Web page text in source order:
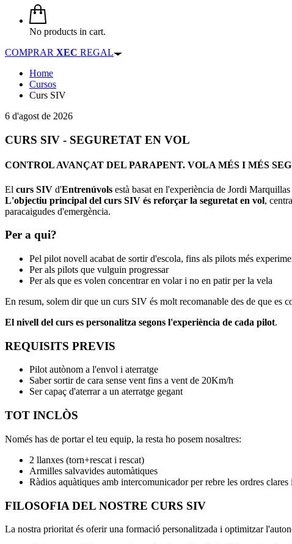
No products in cart.
COMPRAR XEC REGAL
Home
Cursos
Curs SIV
6 d'agost de 2026
CURS SIV - SEGURETAT EN VOL
CONTROL AVANÇAT DEL PARAPENT. VOLA MÉS I MÉS
El curs SIV d'Entrenúvols està basat en l'experiència de Jordi
L'objectiu principal del curs SIV és reforçar la seguretat en vol,
paracaigudes d'emergència.
Per a qui?
Pel pilot novell acabat de sortir d'escola, fins als pilots més
Per als pilots que vulguin progressar
Per als que es volen concentrar en volar i no en patir per la vela
En resum, solem dir que un curs SIV és molt recomanable des de que es
El nivell del curs es personalitza segons l'experiència de cada pilot.
REQUISITS PREVIS
Pilot autònom a l'envol i aterratge
Saber sortir de cara sense vent fins a vent de 20Km/h
Ser capaç d'aterrar a un aterratge gegant
TOT INCLÒS
Només has de portar el teu equip, la resta ho posem nosaltres:
2 llanxes (torn+rescat i rescat)
Armilles salvavides automàtiques
Ràdios aquàtiques amb intercomunicador per rebre les ordres clares
FILOSOFIA DEL NOSTRE CURS SIV
La nostra prioritat és oferir una formació personalitzada i optimitzar